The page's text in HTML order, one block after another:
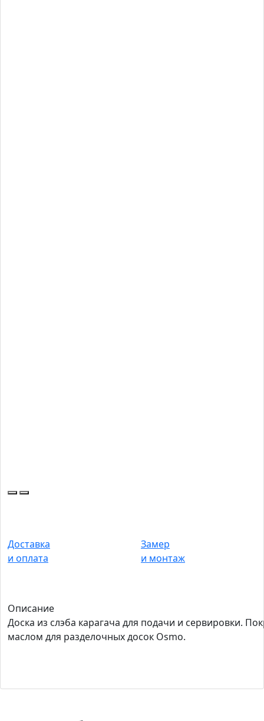
Доставка
и оплата
Замер
и монтаж
Описание
Доска из слэба карагача для подачи и сервировки.
маслом для разделочных досок Osmo.